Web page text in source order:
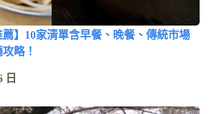
薦】10家清單含早餐、晚餐、傳統市場
略！
日